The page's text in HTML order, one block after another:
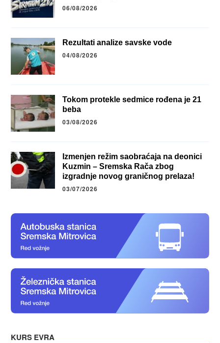
06/08/2026
Rezultati analize savske vode
04/08/2026
Tokom protekle sedmice rođena je 21
beba
03/08/2026
Izmenjen režim saobraćaja na deonici
Kuzmin – Sremska Rača zbog
izgradnje novog graničnog prelaza!
03/07/2026
KURS EVRA